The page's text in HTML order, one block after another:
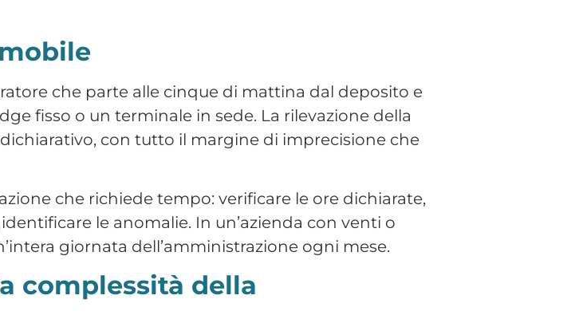
complessità della
strutturati intorno alle tratte o alle esigenze del
su tre fasce orarie, gli autisti hanno orari legati ai
al piano sono frequenti.
persone che sono già in movimento, è uno dei
logistica conosce bene. La telefonata rimane spesso
che questo comporta.
un dato che deve essere